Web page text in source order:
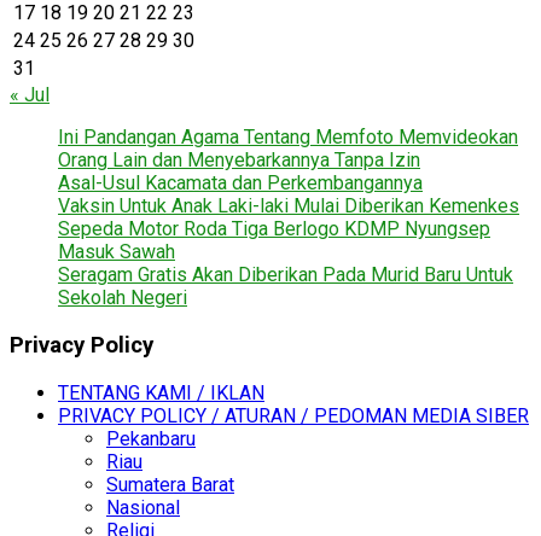
17 18 19 20 21 22 23
24 25 26 27 28 29 30
31
« Jul
Ini Pandangan Agama Tentang Memfoto Memvideokan
Orang Lain dan Menyebarkannya Tanpa Izin
Asal-Usul Kacamata dan Perkembangannya
Vaksin Untuk Anak Laki-laki Mulai Diberikan Kemenkes
Sepeda Motor Roda Tiga Berlogo KDMP Nyungsep
Masuk Sawah
Seragam Gratis Akan Diberikan Pada Murid Baru Untuk
Sekolah Negeri
Privacy Policy
TENTANG KAMI / IKLAN
PRIVACY POLICY / ATURAN / PEDOMAN MEDIA SIBER
Pekanbaru
Riau
Sumatera Barat
Nasional
Religi